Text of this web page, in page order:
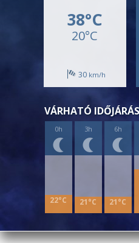
38°C
20°C
30
VÁRHATÓ
0h
22°C
3h
21°C
6h
21°C